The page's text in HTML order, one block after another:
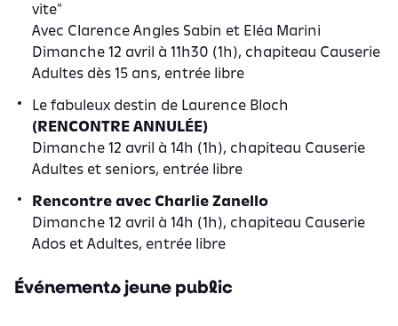
vite"
Avec Clarence Angles Sabin et Eléa Marini
Dimanche 12 avril à 11h30 (1h), chapiteau Causerie
Adultes dès 15 ans, entrée libre
Le fabuleux destin de Laurence Bloch
(RENCONTRE ANNULÉE)
Dimanche 12 avril à 14h (1h), chapiteau Causerie
Adultes et seniors, entrée libre
Rencontre avec Charlie Zanello
Dimanche 12 avril à 14h (1h), chapiteau Causerie
Ados et Adultes, entrée libre
Événements jeune public